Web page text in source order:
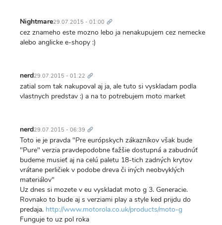
Nightmare29.07.2015 - 01:00 odkaz
cez znameho este mozno lebo ja nenakupujem cez nemecke
alebo anglicke e-shopy :)
nerd29.07.2015 - 01:22 odkaz
zatial som tak nakupoval aj ja, ale tuto si vyskladam podla
vlastnych predstav :) a na to potrebujem moto market
nerd29.07.2015 - 06:39 odkaz
Toto ie je pravda "Pre európskych zákazníkov však bude
"Pure" verzia pravdepodobne ťažšie dostupná a zabudnúť
budeme musieť aj na celú paletu 18-tich zadných krytov
vrátane perličiek v podobe dreva či iných neobvyklých
materiálov"
Uz dnes si mozete v eu vyskladat moto g 3. Generacie.
Rovnako to bude aj s verziami play a style ked prijdu do
predaja. http://www.motorola.co.uk/products/moto-g
Funguje to uz pol roka